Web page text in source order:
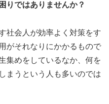
りではありませんか？
社会人が効率よく対策をす
がそれなりにかかるもので
集めをしているなか、何を
まうという人も多いのでは